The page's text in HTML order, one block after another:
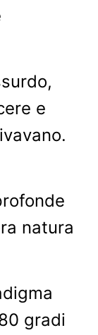
e
natura
gradi